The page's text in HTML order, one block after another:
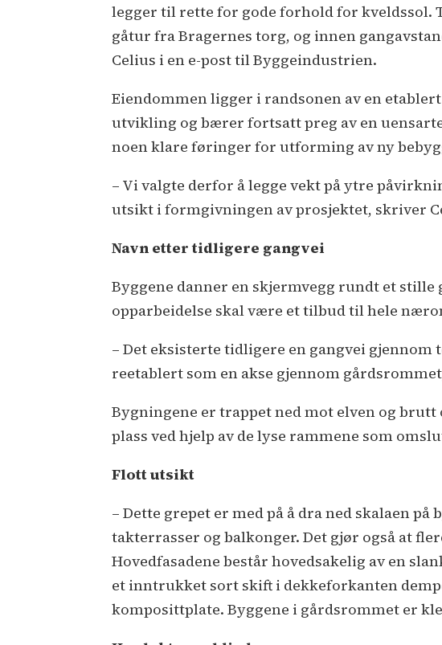
legger til rette for gode forhold for kveldssol.
gåtur fra Bragernes torg, og innen
Celius i en e-post til Byggeindustrien.
Eiendommen ligger i randsonen av en
utvikling og bærer fortsatt preg av en
noen klare føringer for utforming av ny
– Vi valgte derfor å legge vekt på ytre
utsikt i formgivningen av prosjektet, skriver
Navn etter tidligere gangvei
Byggene danner en skjermvegg rundt et
opparbeidelse skal være et tilbud til hele
– Det eksisterte tidligere en gangvei gjennom
reetablert som en akse gjennom
Bygningene er trappet ned mot elven og
plass ved hjelp av de lyse rammene som
Flott utsikt
– Dette grepet er med på å dra ned skalaen
takterrasser og balkonger. Det gjør også at
Hovedfasadene består hovedsakelig av en
et inntrukket sort skift i dekkeforkanten
komposittplate. Byggene i gårdsrommet er